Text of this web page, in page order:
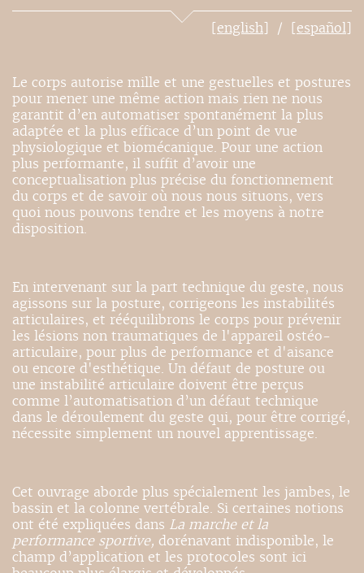
[english] [español]
Le corps autorise mille et une gestuelles et postures
pour mener une même action mais rien ne nous
garantit d’en automatiser spontanément la plus
adaptée et la plus efficace d’un point de vue
physiologique et biomécanique. Pour une action
plus performante, il suffit d’avoir une
conceptualisation plus précise du fonctionnement
du corps et de savoir où nous nous situons, vers
quoi nous pouvons tendre et les moyens à notre
disposition.
En intervenant sur la part technique du geste, nous
agissons sur la posture, corrigeons les instabilités
articulaires, et rééquilibrons le corps pour prévenir
les lésions non traumatiques de l'appareil ostéo-
articulaire, pour plus de performance et d'aisance
ou encore d'esthétique. Un défaut de posture ou
une instabilité articulaire doivent être perçus
comme l’automatisation d’un défaut technique
dans le déroulement du geste qui, pour être corrigé,
nécessite simplement un nouvel apprentissage.
Cet ouvrage aborde plus spécialement les jambes, le
bassin et la colonne vertébrale. Si certaines notions
ont été expliquées dans La marche et la
performance sportive, dorénavant indisponible, le
champ d’application et les protocoles sont ici